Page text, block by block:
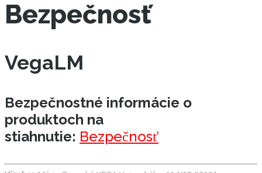
Bezpečnosť
VegaLM
Bezpečnostné informácie o
produktoch na
stiahnutie: Bezpečnosť